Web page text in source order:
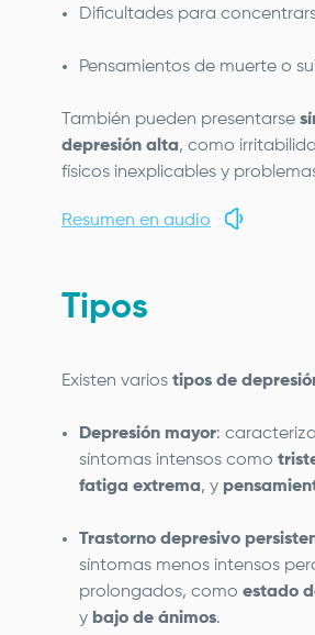
Dificultades para
Pensamientos de muerte o
También pueden presentarse
depresión alta, como
físicos inexplicables y
Resumen en audio
Tipos
Existen varios tipos de
Depresión mayor:
síntomas intensos como
fatiga extrema, y
Trastorno depresivo
síntomas menos intensos
prolongados, como estado
y bajo de ánimos.